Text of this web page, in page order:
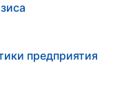
предприятия